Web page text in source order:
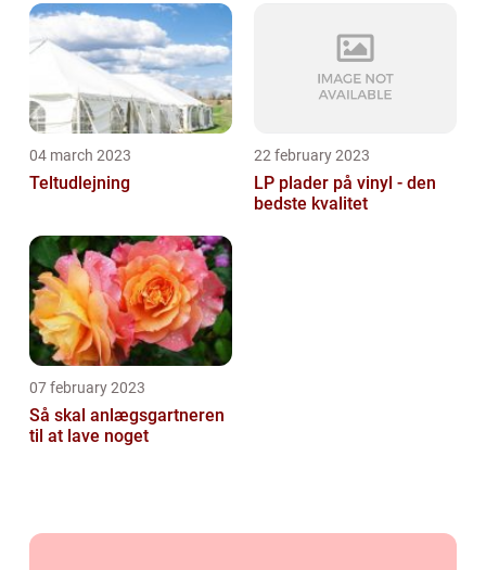
04 march 2023
Teltudlejning
22 february 2023
LP plader på vinyl - den
bedste kvalitet
07 february 2023
Så skal anlægsgartneren
til at lave noget